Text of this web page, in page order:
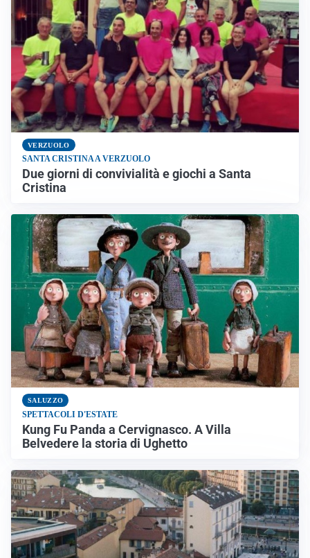
VERZUOLO
SANTA CRISTINA A VERZUOLO
Due giorni di convivialità e giochi a Santa
Cristina
SALUZZO
SPETTACOLI D'ESTATE
Kung Fu Panda a Cervignasco. A Villa
Belvedere la storia di Ughetto